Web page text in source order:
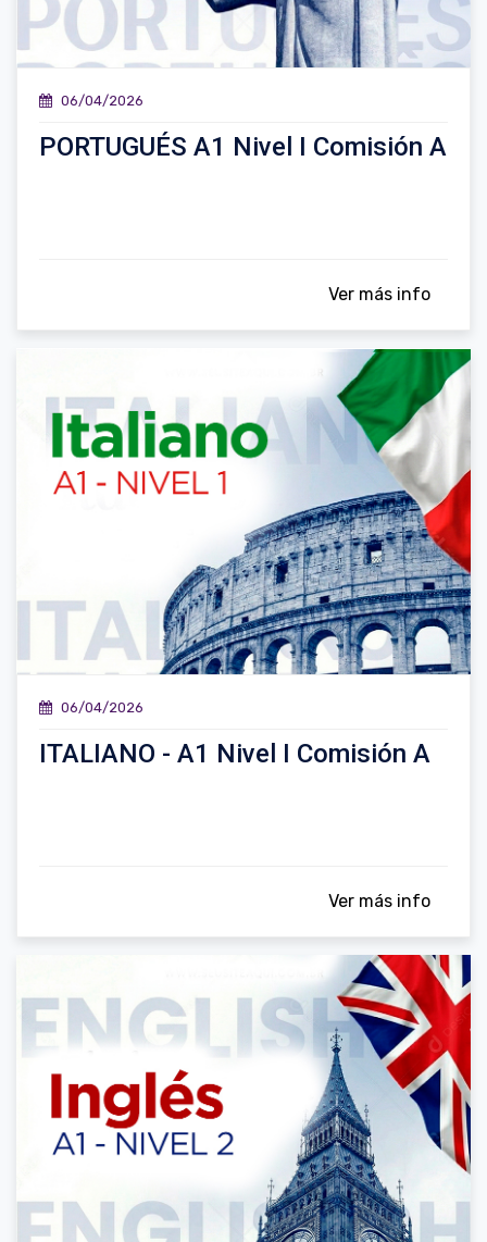
06/04/2026
PORTUGUÉS A1 Nivel I Comisión A
Ver más info
06/04/2026
ITALIANO - A1 Nivel I Comisión A
Ver más info